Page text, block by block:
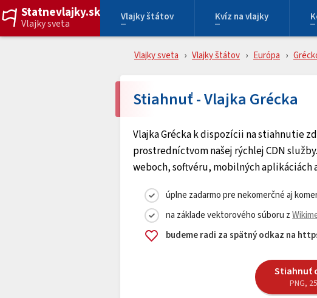
Statnevlajky.sk
Vlajky sveta
Vlajky štátov Kvíz na vlajky
Vlajky sveta Vlajky štátov Európa
Stiahnuť - Vlajka Grécka
Vlajka Grécka k dispozícii na stiahnutie
prostredníctvom našej rýchlej CDN
weboch, softvéru, mobilných aplikáciách
úplne zadarmo pre nekomerčné aj
na základe vektorového súboru z
budeme radi za spätný odkaz na
Stiahnuť
PNG,